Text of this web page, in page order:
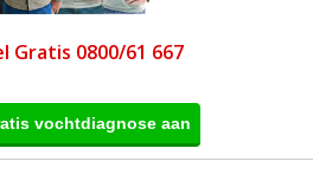
Gratis 0800/61 667
vochtdiagnose aan